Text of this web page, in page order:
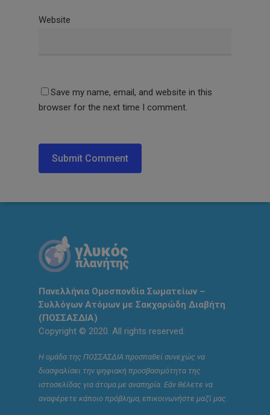
Website
Save my name, email, and website in this
browser for the next time I comment.
Πανελλήνια Ομοσπονδία Σωματείων –
Συλλόγων Ατόμων με Σακχαρώδη Διαβήτη
(ΠΟΣΣΑΣΔΙΑ)
Copyright © 2020. All rights reserved.
Η ομάδα της ΠΟΣΣΑΣΔΙΑ προσπαθεί συνεχώς να
διασφαλίσει την ψηφιακή προσβασιμότητα της
ιστοσελίδας για άτομα με αναπηρία. Εάν θέλετε να
αναφέρετε κάποιο πρόβλημα, επικοινωνήστε μαζί μας.